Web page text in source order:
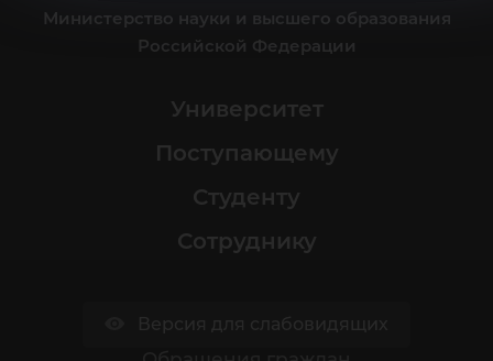
Министерство науки и высшего образования
Российской Федерации
Университет
Поступающему
Студенту
Сотруднику